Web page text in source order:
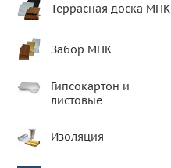
Террасная доска МПК
Забор МПК
Гипсокартон и
листовые
Изоляция